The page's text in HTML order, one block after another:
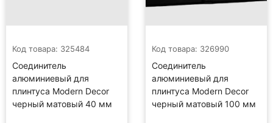
Код товара: 325484
Соединитель
алюминиевый для
плинтуса Modern Decor
черный матовый 40 мм
Код товара: 326990
Соединитель
алюминиевый для
плинтуса Modern Decor
черный матовый 100 мм